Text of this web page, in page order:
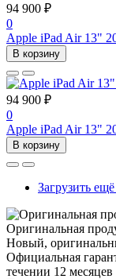
94 900 ₽
0
Apple iPad Air 13"
В корзину
94 900 ₽
0
Apple iPad Air 13"
В корзину
Загрузить
Оригинальная
Новый,
Официальная
течении 12